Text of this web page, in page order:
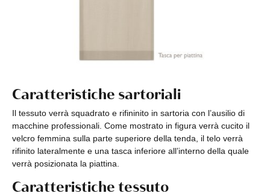
Caratteristiche sartoriali
Il tessuto verrà squadrato e rifininito in sartoria con l’ausilio di
macchine professionali. Come mostrato in figura verrà cucito il
velcro femmina sulla parte superiore della tenda, il telo verrà
rifinito lateralmente e una tasca inferiore all’interno della quale
verrà posizionata la piattina.
Caratteristiche tessuto